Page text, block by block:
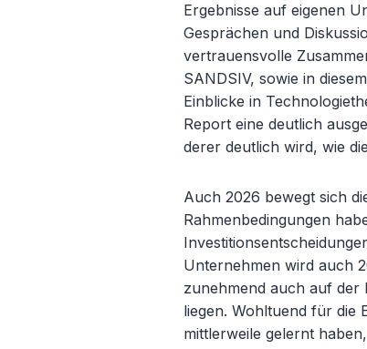
Ergebnisse auf eigenen
Gesprächen und
vertrauensvolle
SANDSIV, sowie in
Einblicke in
Report eine deutlich
derer deutlich wird, wie
Auch 2026 bewegt sich
Rahmenbedingungen
Unternehmen wird auch
zunehmend auch auf der
liegen. Wohltuend für die
mittlerweile gelernt